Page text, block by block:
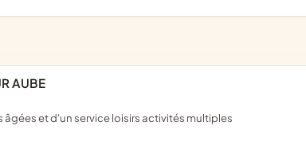
AUBE
âgées et d'un service loisirs activités multiples